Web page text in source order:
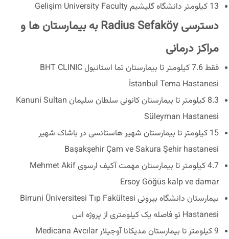
13 کیلومتر دانشگاه گلیشیم Gelişim University Faculty
دسترسی Radius Sefaköy به بیمارستان ها و
مراکز درمانی
فقط 7.6 کیلومتر تا بیمارستان تما استانبول BHT CLINIC
İstanbul Tema Hastanesi
8.3 کیلومتر تا بیمارستان کانونی سلطان سلیمان Kanuni Sultan
Süleyman Hastanesi
15 کیلومتر تا بیمارستان شهیر هاستانسی در باشاک شهیر
Başakşehir Çam ve Sakura Şehir hastanesi
4.7 کیلومتر تا بیمارستان مهمت آکیف ارسوی Mehmet Akif
Ersoy Göğüs kalp ve damar
بیمارستان دانشگاه بیرونی Birruni Üniversitesi Tıp Fakültesi
Hastanesi تو فاصله یک کیلومتری از پروژه اس
9 کیلومتر تا بیمارستان مدیکانا آوجیلار Medicana Avcılar